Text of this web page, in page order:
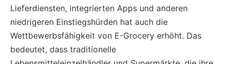
Lieferdiensten, integrierten Apps und anderen
niedrigeren Einstiegshürden hat auch die
Wettbewerbsfähigkeit von E-Grocery erhöht. Das
bedeutet, dass traditionelle